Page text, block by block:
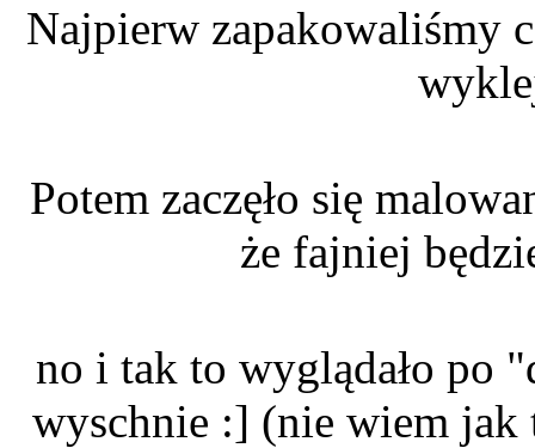
Najpierw zapakowaliśmy
Potem zaczęło się
że fajniej
no i tak to wyglądało po
wyschnie :] (nie wiem jak